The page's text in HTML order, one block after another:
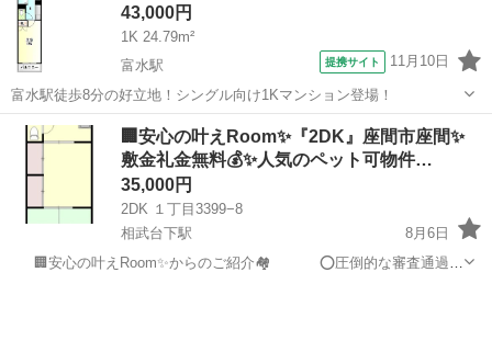
てお部屋探しをさせて頂きま...
43,000円
1K 24.79m²
富水駅
提携サイト 11月10日
富水駅徒歩8分の好立地！シングル向け1Kマンション登場！
神奈川 小田原市 富水駅 マンション
🏢安心の叶えRoom✨『2DK』座間市座間✨
敷金礼金無料💰✨人気のペット可物件…
35,000円
2DK １丁目3399−8
相武台下駅
8月6日
🏢安心の叶えRoom✨からのご紹介🏘 ⭕️圧倒的な審査通過